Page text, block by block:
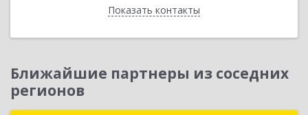
Показать контакты
Назад
Ближайшие партнеры из соседних
регионов